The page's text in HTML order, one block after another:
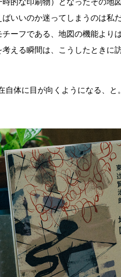
的な印刷物）となったその地
ばいいのか迷ってしまうのは私
チーフである、地図の機能より
える瞬間は、こうしたときに
体に目が向くようになる、と。